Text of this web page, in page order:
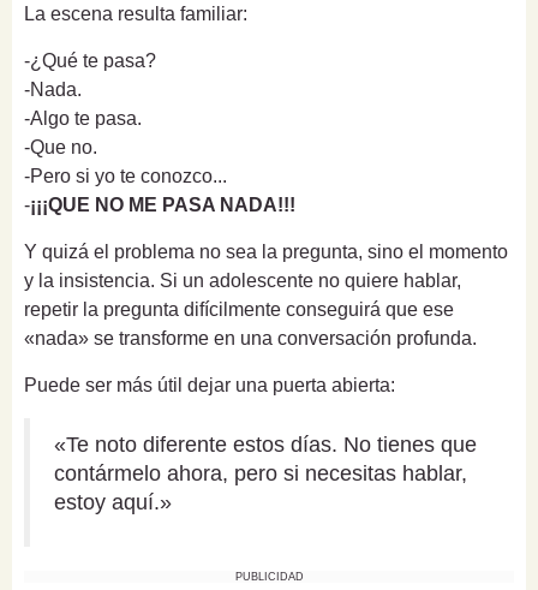
La escena resulta familiar:
-¿Qué te pasa?
-Nada.
-Algo te pasa.
-Que no.
-Pero si yo te conozco...
-¡¡¡QUE NO ME PASA NADA!!!
Y quizá el problema no sea la pregunta, sino el momento
y la insistencia. Si un adolescente no quiere hablar,
repetir la pregunta difícilmente conseguirá que ese
«nada» se transforme en una conversación profunda.
Puede ser más útil dejar una puerta abierta:
«Te noto diferente estos días. No tienes que
contármelo ahora, pero si necesitas hablar,
estoy aquí.»
PUBLICIDAD